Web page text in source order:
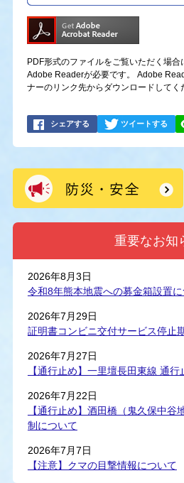
PDF形式のファイルをご覧いただく場
Adobe Readerが必要です。
Adobe
ナーのリンク先からダウンロードしてく
シェアする ツイートする
重要なお知
2026年8月3日
令和8年熊本地震への募金箱設置
2026年7月29日
証明書コンビニ交付サービス停止
2026年7月27日
【通行止め】一里壇長田東線 通
2026年7月22日
【通行止め】酒田橋（鬼久保中谷
制について
2026年7月7日
【注意】クマの目撃情報について